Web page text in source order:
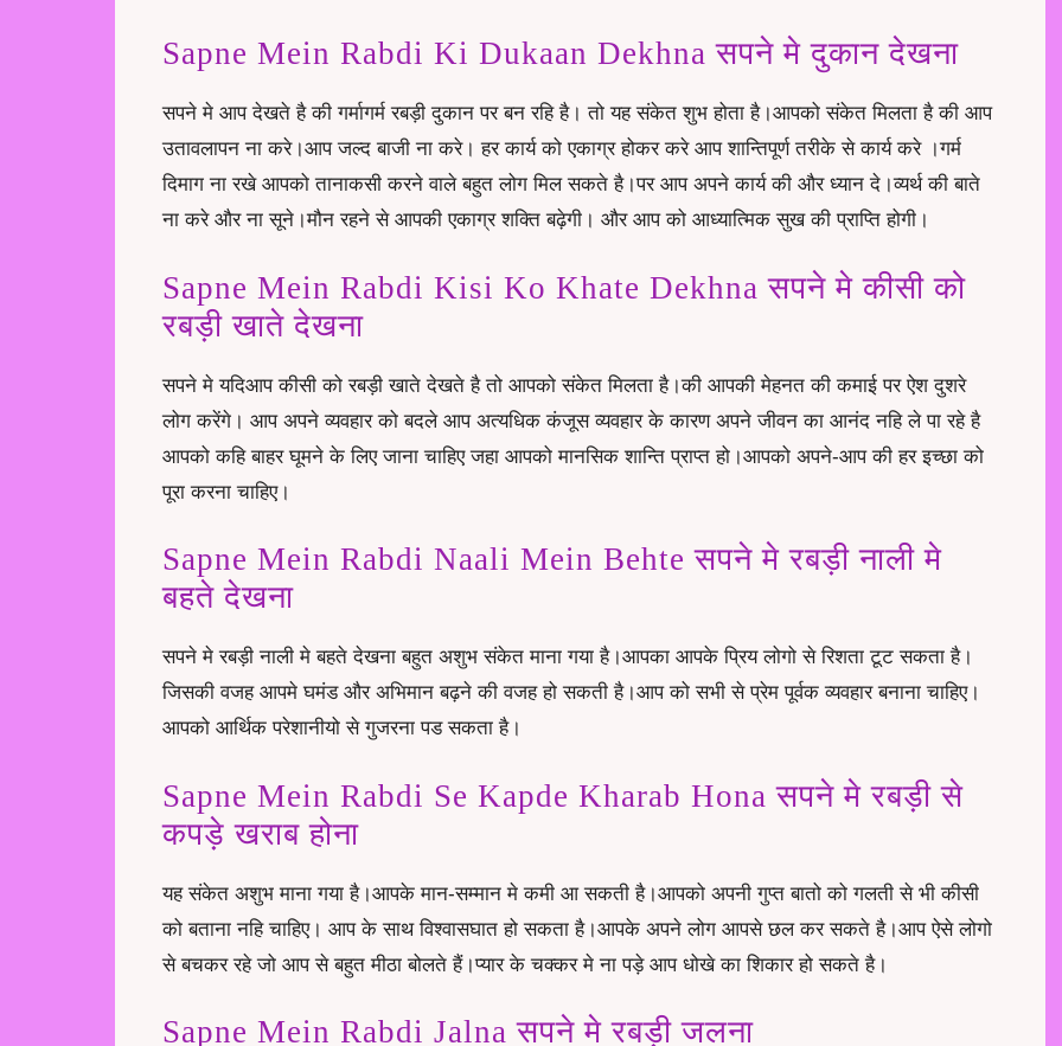
Sapne Mein Rabdi Ki Dukaan Dekhna सपने मे दुकान देखना
सपने मे आप देखते है की गर्मागर्म रबड़ी दुकान पर बन रहि है। तो यह संकेत शुभ होता है।आपको संकेत मिलता है की आप
उतावलापन ना करे।आप जल्द बाजी ना करे। हर कार्य को एकाग्र होकर करे आप शान्तिपूर्ण तरीके से कार्य करे ।गर्म
दिमाग ना रखे आपको तानाकसी करने वाले बहुत लोग मिल सकते है।पर आप अपने कार्य की और ध्यान दे।व्यर्थ की बाते
ना करे और ना सूने।मौन रहने से आपकी एकाग्र शक्ति बढ़ेगी। और आप को आध्यात्मिक सुख की प्राप्ति होगी।
Sapne Mein Rabdi Kisi Ko Khate Dekhna सपने मे कीसी को
रबड़ी खाते देखना
सपने मे यदिआप कीसी को रबड़ी खाते देखते है तो आपको संकेत मिलता है।की आपकी मेहनत की कमाई पर ऐश दुशरे
लोग करेंगे। आप अपने व्यवहार को बदले आप अत्यधिक कंजूस व्यवहार के कारण अपने जीवन का आनंद नहि ले पा रहे है
आपको कहि बाहर घूमने के लिए जाना चाहिए जहा आपको मानसिक शान्ति प्राप्त हो।आपको अपने-आप की हर इच्छा को
पूरा करना चाहिए।
Sapne Mein Rabdi Naali Mein Behte सपने मे रबड़ी नाली मे
बहते देखना
सपने मे रबड़ी नाली मे बहते देखना बहुत अशुभ संकेत माना गया है।आपका आपके प्रिय लोगो से रिशता टूट सकता है।
जिसकी वजह आपमे घमंड और अभिमान बढ़ने की वजह हो सकती है।आप को सभी से प्रेम पूर्वक व्यवहार बनाना चाहिए।
आपको आर्थिक परेशानीयो से गुजरना पड सकता है।
Sapne Mein Rabdi Se Kapde Kharab Hona सपने मे रबड़ी से
कपड़े खराब होना
यह संकेत अशुभ माना गया है।आपके मान-सम्मान मे कमी आ सकती है।आपको अपनी गुप्त बातो को गलती से भी कीसी
को बताना नहि चाहिए। आप के साथ विश्वासघात हो सकता है।आपके अपने लोग आपसे छल कर सकते है।आप ऐसे लोगो
से बचकर रहे जो आप से बहुत मीठा बोलते हैं।प्यार के चक्कर मे ना पड़े आप धोखे का शिकार हो सकते है।
Sapne Mein Rabdi Jalna सपने मे रबड़ी जलना